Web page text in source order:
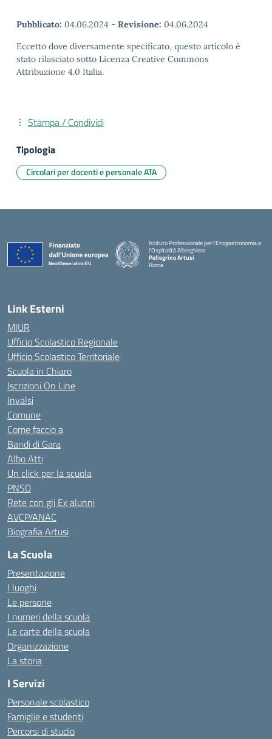
Pubblicato: 04.06.2024 - Revisione: 04.06.2024
Eccetto dove diversamente specificato, questo articolo è
stato rilasciato sotto Licenza Creative Commons
Attribuzione 4.0 Italia.
Stampa / Condividi
Tipologia
Circolari per docenti e personale ATA
Istituto Professionale per l'Enogastronomia e
l'Ospitalità Alberghiera
Pellegrino Artusi
Roma
Link Esterni
MIUR
Ufficio Scolastico Regionale
Ufficio Scolastico Territoriale
Scuola in Chiaro
Iscrizioni On Line
Invalsi
Comune
Come faccio a
Bandi di Gara
Albo Atti
Un click per la scuola
PNSD
Rete con gli Ex alunni
AVCP/ANAC
Biografia Artusi
La Scuola
Presentazione
I luoghi
Le persone
I numeri della scuola
Le carte della scuola
Organizzazione
La storia
I Servizi
Personale scolastico
Famiglie e studenti
Percorsi di studio